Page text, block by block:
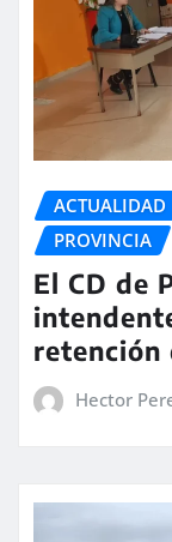
ACTUALIDAD
PROVINCIA
El CD de
retención
Hector